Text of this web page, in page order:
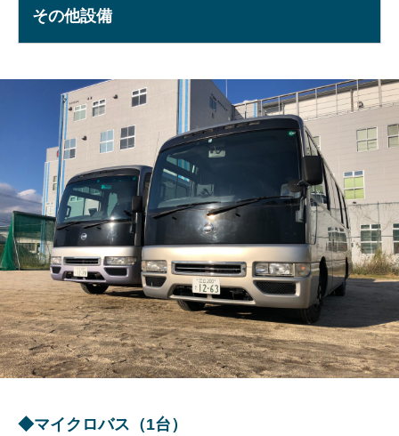
その他設備
◆マイクロバス（1台）